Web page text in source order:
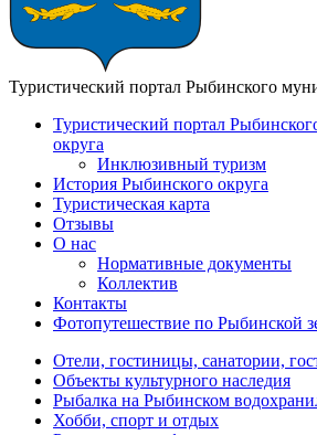
Туристический портал Рыбинского
Туристический портал
округа
Инклюзивный туризм
История Рыбинского округа
Туристическая карта
Отзывы
О нас
Нормативные документы
Коллектив
Контакты
Фотопутешествие по Рыбинской
Отели, гостиницы, санатории,
Объекты культурного наследия
Рыбалка на Рыбинском
Хобби, спорт и отдых